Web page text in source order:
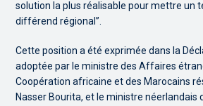
solution la plus réalisable pour mettre un
différend régional”.
Cette position a été exprimée dans la
adoptée par le ministre des Affaires
Coopération africaine et des Marocains
Nasser Bourita, et le ministre néerlandais